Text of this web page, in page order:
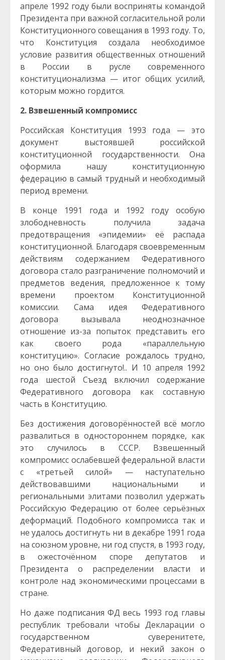
апреле 1992 году были восприняты командой
Президента при важной согласительной роли
Конституционного совещания в 1993 году. То,
что Конституция создала необходимое
условие развития общественных отношений
в России в русле современного
конституционализма — итог общих усилий,
которым можно гордится.
2. Взвешенный компромисс
Российская Конституция 1993 года — это
документ выстоявшей российской
конституционной государственности. Она
оформила нашу конституционную
федерацию в самый трудный и необходимый
период времени.
В конце 1991 года и 1992 году особую
злободневность получила задача
предотвращения «эпидемии» её распада
конституционной. Благодаря своевременным
действиям содержанием Федеративного
договора стало разграничение полномочий и
предметов ведения, предложенное к тому
времени проектом Конституционной
комиссии. Сама идея Федеративного
договора вызывала неоднозначное
отношение из-за попыток представить его
как своего рода «параллельную
конституцию». Согласие рождалось трудно,
но оно было достигнуто!.. И 10 апреля 1992
года шестой Съезд включил содержание
Федеративного договора как составную
часть в Конституцию.
Без достижения договорённостей всё могло
развалиться в одностороннем порядке, как
это случилось в СССР. Взвешенный
компромисс ослабевшей федеральной власти
с «третьей силой» — наступательно
действовавшими национальными и
региональными элитами позволил удержать
Российскую Федерацию от более серьёзных
деформаций. Подобного компромисса так и
не удалось достигнуть ни в декабре 1991 года
на союзном уровне, ни год спустя, в 1993 году,
в ожесточённом споре депутатов и
Президента о распределении власти и
контроле над экономическими процессами в
стране.
Но даже подписания ФД весь 1993 год главы
республик требовали чтобы Декларации о
государственном суверенитете,
Федеративный договор, и некий закон о